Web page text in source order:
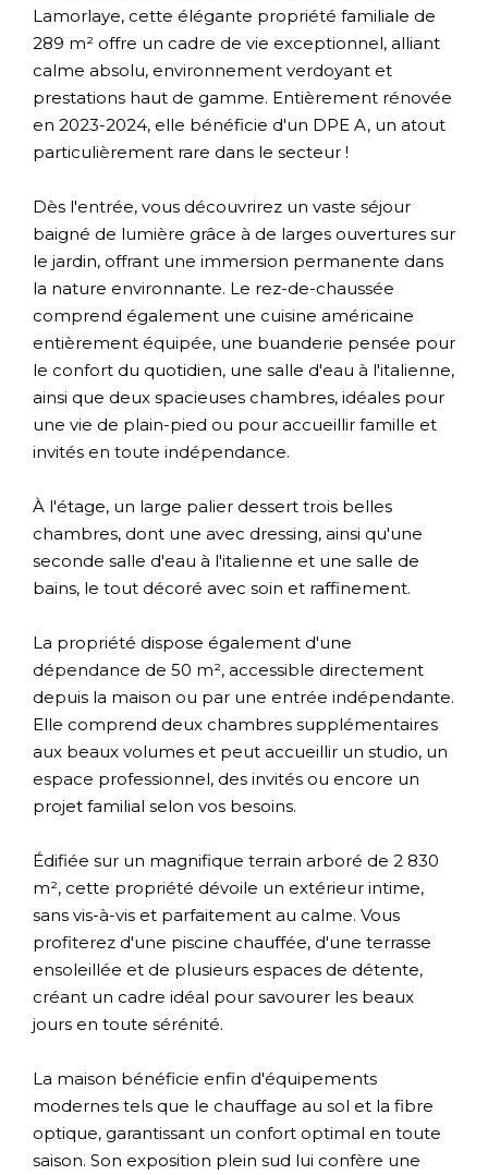
Lamorlaye, cette élégante propriété familiale de
289 m² offre un cadre de vie exceptionnel, alliant
calme absolu, environnement verdoyant et
prestations haut de gamme. Entièrement rénovée
en 2023-2024, elle bénéficie d'un DPE A, un atout
particulièrement rare dans le secteur !
Dès l'entrée, vous découvrirez un vaste séjour
baigné de lumière grâce à de larges ouvertures sur
le jardin, offrant une immersion permanente dans
la nature environnante. Le rez-de-chaussée
comprend également une cuisine américaine
entièrement équipée, une buanderie pensée pour
le confort du quotidien, une salle d'eau à l'italienne,
ainsi que deux spacieuses chambres, idéales pour
une vie de plain-pied ou pour accueillir famille et
invités en toute indépendance.
À l'étage, un large palier dessert trois belles
chambres, dont une avec dressing, ainsi qu'une
seconde salle d'eau à l'italienne et une salle de
bains, le tout décoré avec soin et raffinement.
La propriété dispose également d'une
dépendance de 50 m², accessible directement
depuis la maison ou par une entrée indépendante.
Elle comprend deux chambres supplémentaires
aux beaux volumes et peut accueillir un studio, un
espace professionnel, des invités ou encore un
projet familial selon vos besoins.
Édifiée sur un magnifique terrain arboré de 2 830
m², cette propriété dévoile un extérieur intime,
sans vis-à-vis et parfaitement au calme. Vous
profiterez d'une piscine chauffée, d'une terrasse
ensoleillée et de plusieurs espaces de détente,
créant un cadre idéal pour savourer les beaux
jours en toute sérénité.
La maison bénéficie enfin d'équipements
modernes tels que le chauffage au sol et la fibre
optique, garantissant un confort optimal en toute
saison. Son exposition plein sud lui confère une